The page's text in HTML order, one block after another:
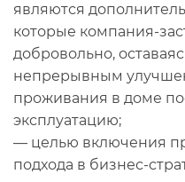
являются
которые компания-
добровольно,
непрерывным
проживания в доме
эксплуатацию;
— целью включения
подхода в бизнес-